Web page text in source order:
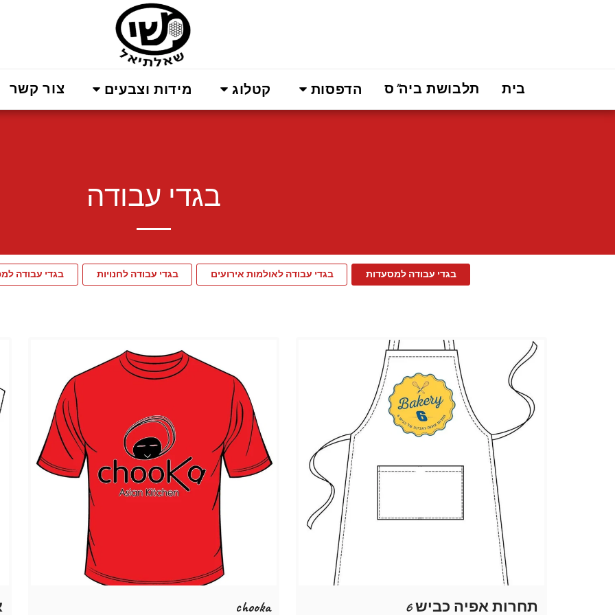
בית תלבושת ביה"ס הדפסות קטלוג מידות וצבעים צור קשר
בגדי עבודה
בגדי עבודה למסעדות בגדי עבודה לאולמות אירועים בגדי עבודה לחנויות בגדי עבודה
תחרות אפיה כביש 6 chooka